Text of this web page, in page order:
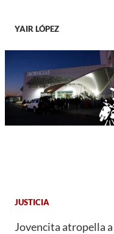
YAIR LÓPEZ
JUSTICIA
Jovencita atropella a